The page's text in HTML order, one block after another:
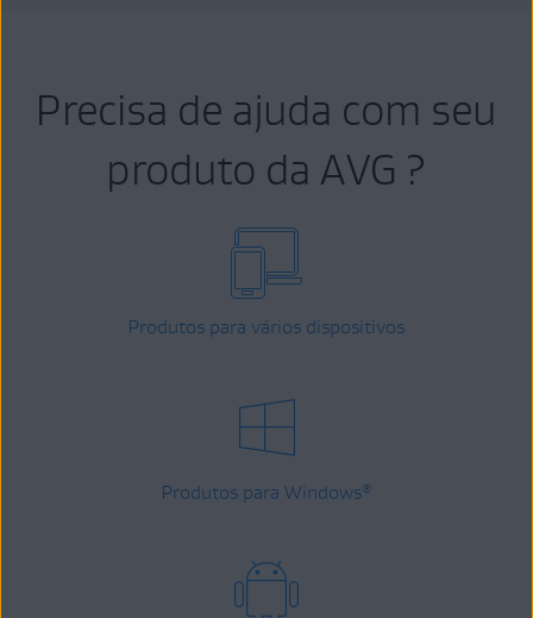
Precisa de ajuda com seu
produto da AVG ?
Produtos para vários dispositivos
Produtos para Windows®